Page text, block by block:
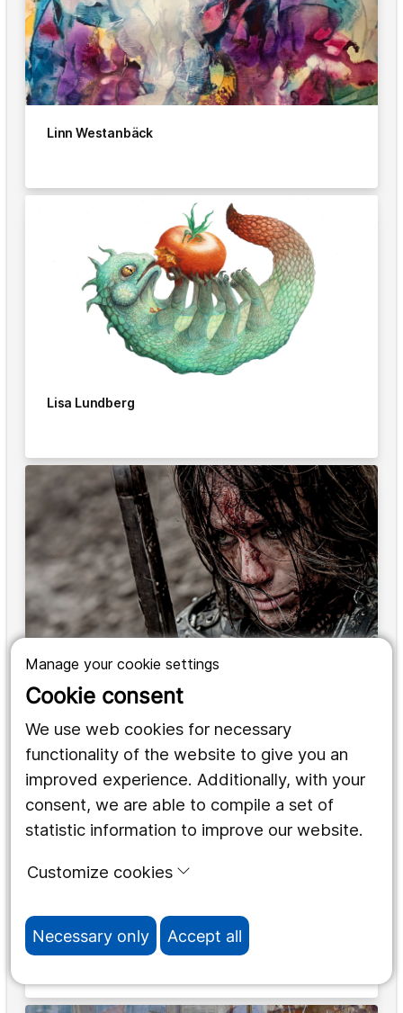
Manage your cookie settings
Cookie consent
We use web cookies for necessary
functionality of the website to give you an
improved experience. Additionally, with your
consent, we are able to compile a set of
statistic information to improve our website.
Customize cookies
Necessary only Accept all
Linn Westanbäck
Lisa Lundberg
Malin Dahl
Maria Larsson